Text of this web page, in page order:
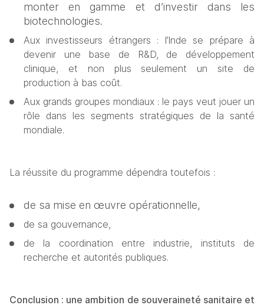
monter en gamme et d’investir dans les
biotechnologies.
Aux investisseurs étrangers : l’Inde se prépare à
devenir une base de R&D, de développement
clinique, et non plus seulement un site de
production à bas coût.
Aux grands groupes mondiaux : le pays veut jouer un
rôle dans les segments stratégiques de la santé
mondiale.
La réussite du programme dépendra toutefois :
de sa mise en œuvre opérationnelle,
de sa gouvernance,
de la coordination entre industrie, instituts de
recherche et autorités publiques.
Conclusion : une ambition de souveraineté sanitaire et